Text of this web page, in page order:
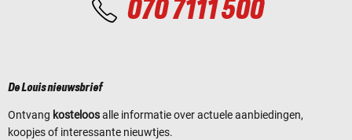
070 7111 500
De Louis nieuwsbrief
Ontvang kosteloosalle informatie over actuele aanbiedingen,
koopjes of interessante nieuwtjes.